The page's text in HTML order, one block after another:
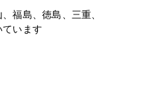
福島、徳島、三重、
います